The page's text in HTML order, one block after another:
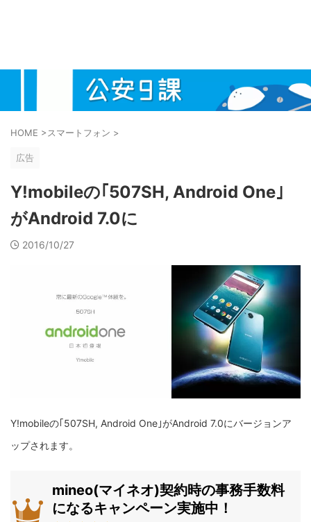
HOME >スマートフォン >
広告
Y!mobileの｢507SH, Android One｣
がAndroid 7.0に
2016/10/27
Y!mobileの｢507SH, Android One｣がAndroid 7.0にバージョンア
ップされます。
mineo(マイネオ)契約時の事務手数料
になるキャンペーン実施中！